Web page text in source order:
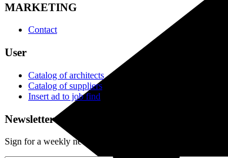
MARKETING
Contact
User
Catalog of architects
Catalog of suppliers
Insert ad to job find
Newsletter
Sign for a weekly newsletter: